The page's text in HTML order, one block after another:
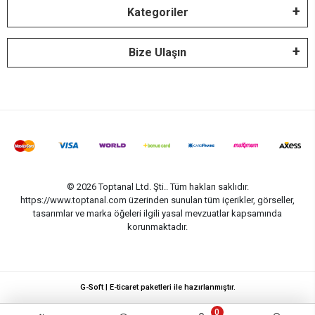
Kategoriler
Bize Ulaşın
© 2026 Toptanal Ltd. Şti.. Tüm hakları saklıdır.
https://www.toptanal.com üzerinden sunulan tüm içerikler, görseller,
tasarımlar ve marka öğeleri ilgili yasal mevzuatlar kapsamında
korunmaktadır.
0
G-Soft | E-ticaret paketleri ile hazırlanmıştır.